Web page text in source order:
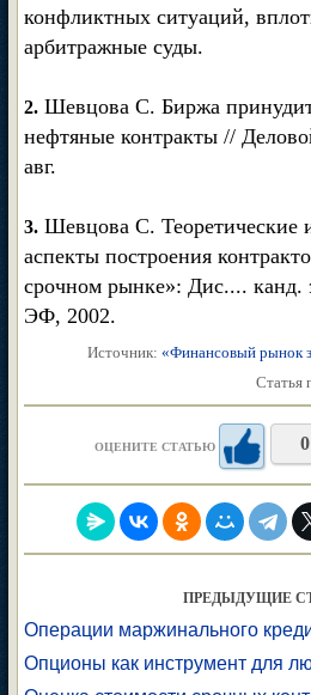
конфликтных ситуаций,
арбитражные суды.
2. Шевцова С. Биржа
нефтяные контракты //
авг.
3. Шевцова С. Теоретические
аспекты построения
срочном рынке»: Дис....
ЭФ, 2002.
Источник: «Финансовый рынок
Статья
ОЦЕНИТЕ СТАТЬЮ 0
ПРЕДЫДУЩИЕ
Операции маржинального
Опционы как инструмент для